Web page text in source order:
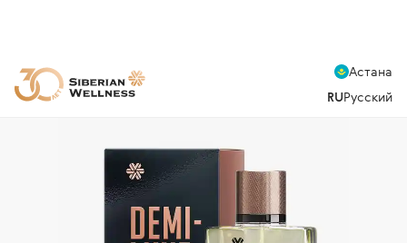
Астана
RUРусский